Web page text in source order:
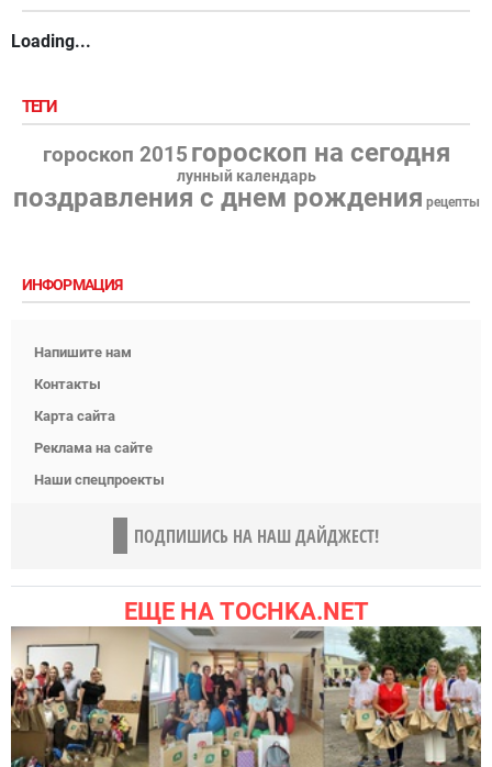
Loading...
ТЕГИ
гороскоп 2015 гороскоп на сегодня
лунный календарь
поздравления с днем рождения рецепты
ИНФОРМАЦИЯ
Напишите нам
Контакты
Карта сайта
Реклама на сайте
Наши спецпроекты
ПОДПИШИСЬ НА НАШ ДАЙДЖЕСТ!
ЕЩЕ НА TOCHKA.NET